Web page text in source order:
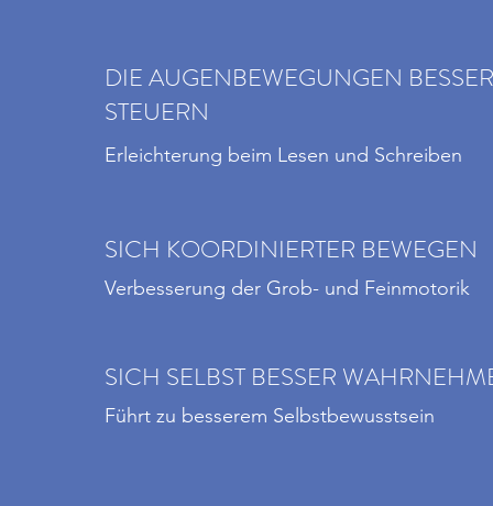
DIE AUGENBEWEGUNGEN BESSER
STEUERN
Erleichterung beim Lesen und Schreiben
SICH KOORDINIERTER BEWEGEN
Verbesserung der Grob- und Feinmotorik
SICH SELBST BESSER
Führt zu besserem Selbstbewusstsein